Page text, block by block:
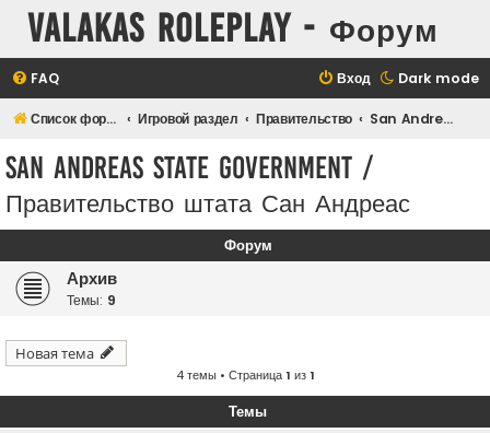
Valakas Roleplay - Форум
Dark mode
FAQ Вход
Список форумов Игровой раздел Правительство San Andreas State Government / Правительство штата Сан Андреас
San Andreas State Government /
Правительство штата Сан Андреас
Форум
Архив
Темы: 9
Новая тема
4 темы • Страница1 из1
Темы